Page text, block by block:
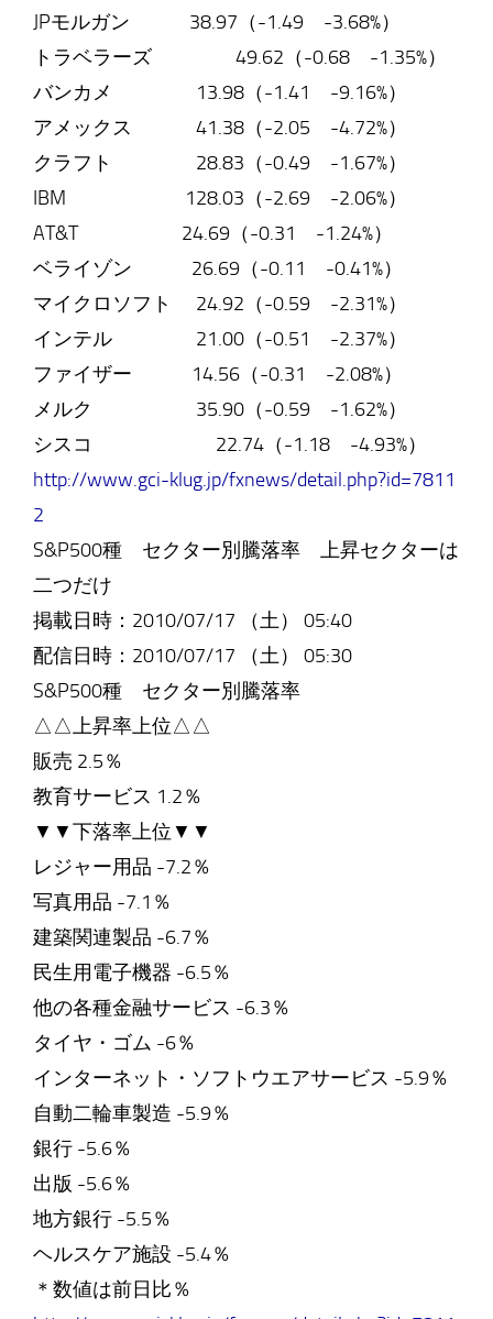
JPモルガン 38.97（-1.49 -3.68%）
トラベラーズ 49.62（-0.68 -1.35%）
バンカメ 13.98（-1.41 -9.16%）
アメックス 41.38（-2.05 -4.72%）
クラフト 28.83（-0.49 -1.67%）
IBM 128.03（-2.69 -2.06%）
AT&T 24.69（-0.31 -1.24%）
ベライゾン 26.69（-0.11 -0.41%）
マイクロソフト 24.92（-0.59 -2.31%）
インテル 21.00（-0.51 -2.37%）
ファイザー 14.56（-0.31 -2.08%）
メルク 35.90（-0.59 -1.62%）
シスコ 22.74（-1.18 -4.93%）
http://www.gci-klug.jp/fxnews/detail.php?id=7811
2
S&P500種 セクター別騰落率 上昇セクターは
二つだけ
掲載日時：2010/07/17 （土） 05:40
配信日時：2010/07/17 （土） 05:30
S&P500種 セクター別騰落率
△△上昇率上位△△
販売 2.5％
教育サービス 1.2％
▼▼下落率上位▼▼
レジャー用品 -7.2％
写真用品 -7.1％
建築関連製品 -6.7％
民生用電子機器 -6.5％
他の各種金融サービス -6.3％
タイヤ・ゴム -6％
インターネット・ソフトウエアサービス -5.9％
自動二輪車製造 -5.9％
銀行 -5.6％
出版 -5.6％
地方銀行 -5.5％
ヘルスケア施設 -5.4％
＊数値は前日比％